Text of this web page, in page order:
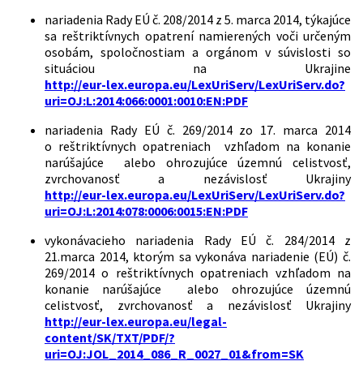
nariadenia Rady EÚ č. 208/2014 z 5. marca 2014, týkajúce
sa reštriktívnych opatrení namierených voči určeným
osobám, spoločnostiam a orgánom v súvislosti so
situáciou na Ukrajine
http://eur-lex.europa.eu/LexUriServ/LexUriServ.do?
uri=OJ:L:2014:066:0001:0010:EN:PDF
nariadenia Rady EÚ č. 269/2014 zo 17. marca 2014
o reštriktívnych opatreniach vzhľadom na konanie
narúšajúce alebo ohrozujúce územnú celistvosť,
zvrchovanosť a nezávislosť Ukrajiny
http://eur-lex.europa.eu/LexUriServ/LexUriServ.do?
uri=OJ:L:2014:078:0006:0015:EN:PDF
vykonávacieho nariadenia Rady EÚ č. 284/2014 z
21.marca 2014, ktorým sa vykonáva nariadenie (EÚ) č.
269/2014 o reštriktívnych opatreniach vzhľadom na
konanie narúšajúce alebo ohrozujúce územnú
celistvosť, zvrchovanosť a nezávislosť Ukrajiny
http://eur-lex.europa.eu/legal-
content/SK/TXT/PDF/?
uri=OJ:JOL_2014_086_R_0027_01&from=SK